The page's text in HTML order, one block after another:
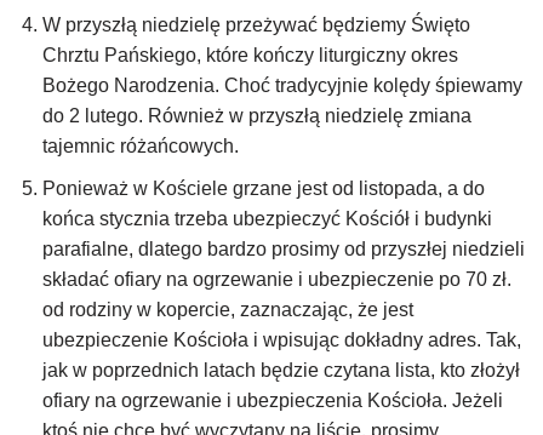
W przyszłą niedzielę przeżywać będziemy Święto
Chrztu Pańskiego, które kończy liturgiczny okres
Bożego Narodzenia. Choć tradycyjnie kolędy śpiewamy
do 2 lutego. Również w przyszłą niedzielę zmiana
tajemnic różańcowych.
Ponieważ w Kościele grzane jest od listopada, a do
końca stycznia trzeba ubezpieczyć Kościół i budynki
parafialne, dlatego bardzo prosimy od przyszłej niedzieli
składać ofiary na ogrzewanie i ubezpieczenie po 70 zł.
od rodziny w kopercie, zaznaczając, że jest
ubezpieczenie Kościoła i wpisując dokładny adres. Tak,
jak w poprzednich latach będzie czytana lista, kto złożył
ofiary na ogrzewanie i ubezpieczenia Kościoła. Jeżeli